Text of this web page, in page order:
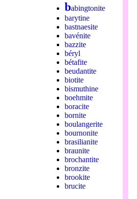
babingtonite
barytine
bastnaesite
bavénite
bazzite
béryl
bétafite
beudantite
biotite
bismuthine
boehmite
boracite
bornite
boulangerite
bournonite
brasilianite
braunite
brochantite
bronzite
brookite
brucite